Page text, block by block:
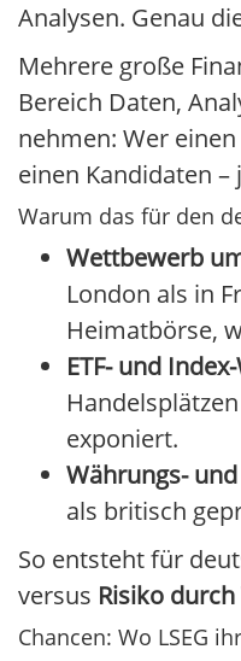
Analysen. Genau
Mehrere große
Bereich Daten,
nehmen: Wer
einen Kandidaten
Warum das für den
Wettbewerb
London als in
Heimatbörse,
ETF- und
exponiert.
Währungs-
als britisch
So entsteht für
versus Risiko
Chancen: Wo LSEG